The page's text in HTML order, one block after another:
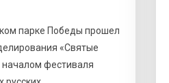
парке Победы прошел
«Святые
началом фестиваля